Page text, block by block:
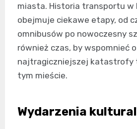
miasta. Historia transportu w
obejmuje ciekawe etapy, od
omnibusów po nowoczesny
również czas, by wspomnieć
najtragiczniejszej katastrofy
tym mieście.
Wydarzenia